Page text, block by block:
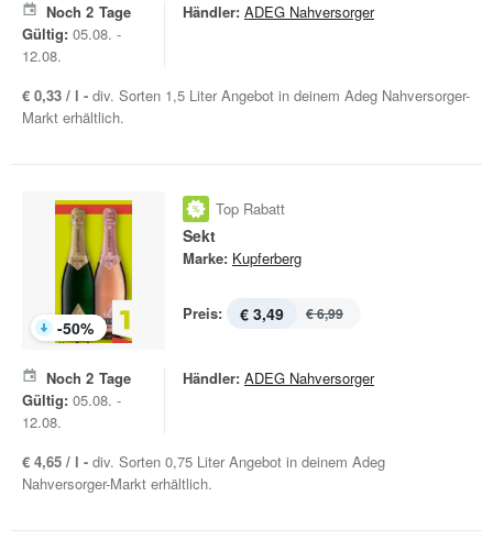
Noch 2 Tage
Gültig: 05.08. -
12.08.
Händler: ADEG Nahversorger
€ 0,33 / l - div. Sorten 1,5 Liter Angebot in deinem Adeg Nahversorger-
Markt erhältlich.
-50%
Top Rabatt
Sekt
Marke: Kupferberg
Preis: € 3,49 € 6,99
Noch 2 Tage
Gültig: 05.08. -
12.08.
Händler: ADEG Nahversorger
€ 4,65 / l - div. Sorten 0,75 Liter Angebot in deinem Adeg
Nahversorger-Markt erhältlich.